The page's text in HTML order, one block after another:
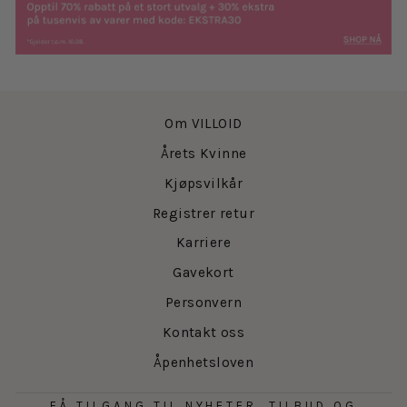
Om VILLOID
Årets Kvinne
Kjøpsvilkår
Registrer retur
Karriere
Gavekort
Personvern
Kontakt oss
Åpenhetsloven